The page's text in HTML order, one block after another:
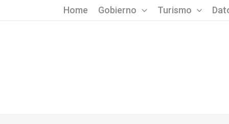
Home Gobierno Turismo